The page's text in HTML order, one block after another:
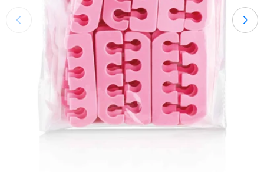
Sie das Medium 0 im Modalmodus